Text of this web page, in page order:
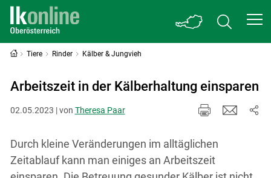
Tiere Rinder Kälber & Jungvieh
Arbeitszeit in der Kälberhaltung einsparen
02.05.2023 | von Theresa Paar
Durch kleine Veränderungen im alltäglichen
Zeitablauf kann man einiges an Arbeitszeit